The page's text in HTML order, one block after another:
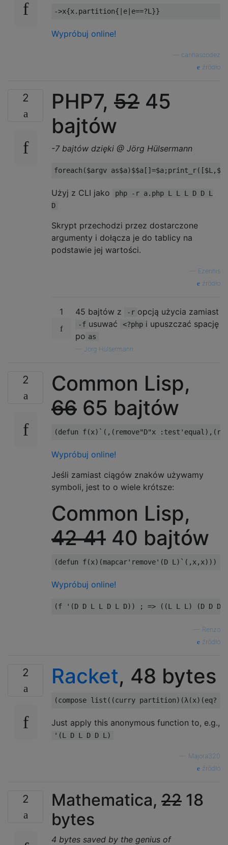
->x{x. partition{| e e==?L }}
Wypróbuj online!
canhascodez
źródło
2 PHP7, 52 45
bajtów
-7 bajtów dzięki @ Jörg Hülsermann
Użyj z CLI jako
php -r a.php L L L D D L
D
Skrypt przechodzi przez dostarczone
argumenty i dołącza je do tablicy na
podstawie jej wartości.
Ezenhis
źródło
1 45 bajtów z -r opcją użycia zamiast
-f usuwać <?php i upuszczać spację
po as
Jörg Hülsermann
2
Common Lisp,
66 65 bajtów
Wypróbuj online!
Jeśli zamiast ciągów znaków używamy
symboli, jest to o wiele krótsze:
Common Lisp,
4241 40 bajtów
Wypróbuj online!
Renzo
źródło
2 Racket, 48 bytes
Just apply this anonymous function to, e.g.,
'(L D L D D L)
Majora320
źródło
2 Mathematica, 22 18
bytes
4 bytes saved by the genius of